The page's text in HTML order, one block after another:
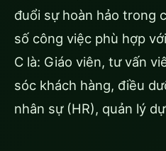
đuổi sự hoàn hảo trong
số công việc phù hợp
C là: Giáo viên, tư vấn
sóc khách hàng, điều
nhân sự (HR), quản lý